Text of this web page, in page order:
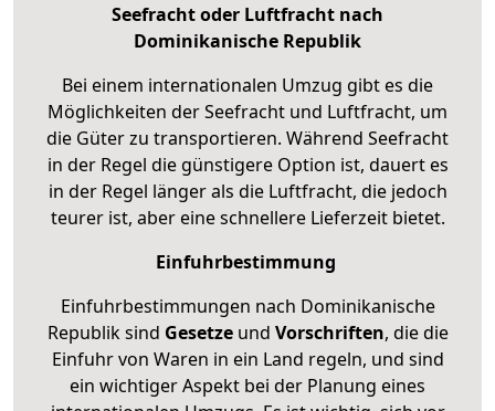
Seefracht oder Luftfracht nach
Dominikanische Republik
Bei einem internationalen Umzug gibt es die
Möglichkeiten der Seefracht und Luftfracht, um
die Güter zu transportieren. Während Seefracht
in der Regel die günstigere Option ist, dauert es
in der Regel länger als die Luftfracht, die jedoch
teurer ist, aber eine schnellere Lieferzeit bietet.
Einfuhrbestimmung
Einfuhrbestimmungen nach Dominikanische
Republik sind Gesetzeund Vorschriften, die die
Einfuhr von Waren in ein Land regeln, und sind
ein wichtiger Aspekt bei der Planung eines